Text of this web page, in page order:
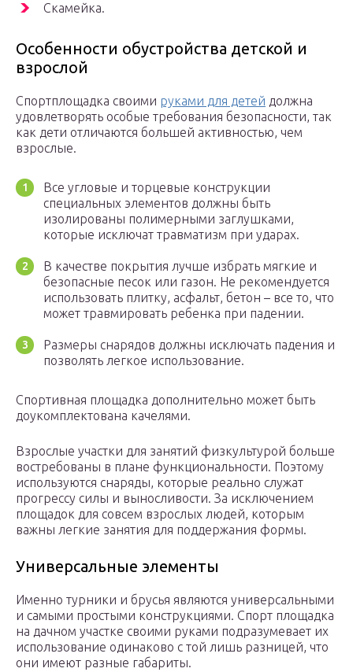
Скамейка.
Особенности обустройства детской и
взрослой
Спортплощадка своими руками для детей должна
удовлетворять особые требования безопасности, так
как дети отличаются большей активностью, чем
взрослые.
Все угловые и торцевые конструкции
специальных элементов должны быть
изолированы полимерными заглушками,
которые исключат травматизм при ударах.
В качестве покрытия лучше избрать мягкие и
безопасные песок или газон. Не рекомендуется
использовать плитку, асфальт, бетон – все то, что
может травмировать ребенка при падении.
Размеры снарядов должны исключать падения и
позволять легкое использование.
Спортивная площадка дополнительно может быть
доукомплектована качелями.
Взрослые участки для занятий физкультурой больше
востребованы в плане функциональности. Поэтому
используются снаряды, которые реально служат
прогрессу силы и выносливости. За исключением
площадок для совсем взрослых людей, которым
важны легкие занятия для поддержания формы.
Универсальные элементы
Именно турники и брусья являются универсальными
и самыми простыми конструкциями. Спорт площадка
на дачном участке своими руками подразумевает их
использование одинаково с той лишь разницей, что
они имеют разные габариты.